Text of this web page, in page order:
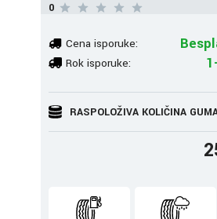
0
Cena isporuke:
Rok isporuke:
RASPOLOŽIVA KOLIČINA